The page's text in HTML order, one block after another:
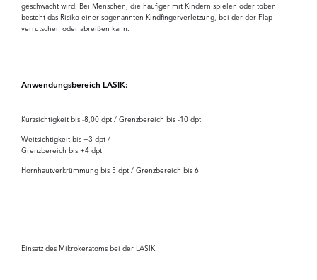
geschwächt wird. Bei Menschen, die häufiger mit Kindern spielen oder toben
besteht das Risiko einer sogenannten Kindfingerverletzung, bei der der Flap
verrutschen oder abreißen kann.
Anwendungsbereich LASIK:
Kurzsichtigkeit bis -8,00 dpt / Grenzbereich bis -10 dpt
Weitsichtigkeit bis +3 dpt /
Grenzbereich bis +4 dpt
Hornhautverkrümmung bis 5 dpt / Grenzbereich bis 6
Einsatz des Mikrokeratoms bei der LASIK